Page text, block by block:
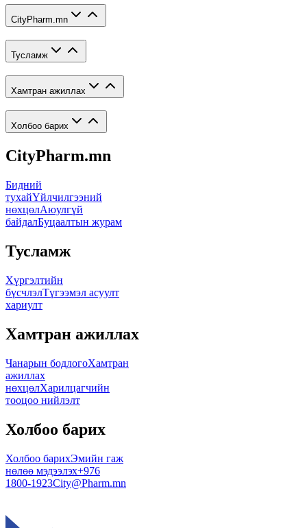
CityPharm.mn
Тусламж
Хамтран ажиллах
Холбоо барих
CityPharm.mn
Бидний
тухайҮйлчилгээний
нөхцөлАюулгүй
байдалБуцаалтын журам
Тусламж
Хүргэлтийн
бүсчлэлТүгээмэл асуулт
хариулт
Хамтран ажиллах
Чанарын бодлогоХамтран
ажиллах
нөхцөлХарилцагчийн
тооцоо нийлэлт
Холбоо барих
Холбоо барихЭмийн гаж
нөлөө мэдээлэх+976
1800-1923City@Pharm.mn